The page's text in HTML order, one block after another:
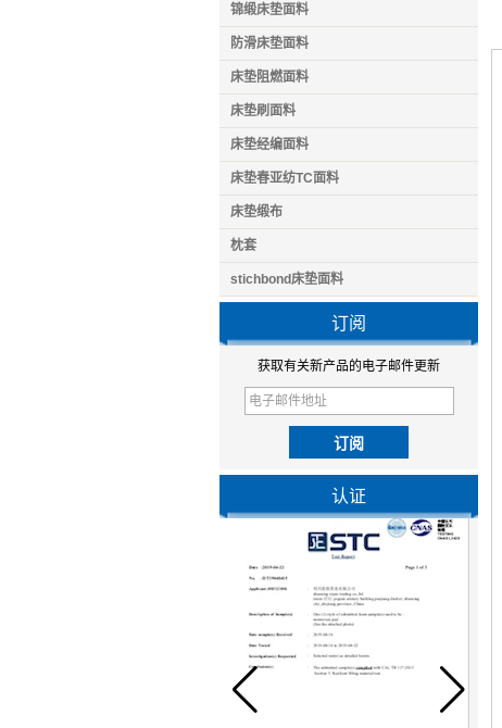
锦缎床垫面料
防滑床垫面料
床垫阻燃面料
床垫刷面料
床垫经编面料
床垫春亚纺TC面料
床垫缎布
枕套
stichbond床垫面料
订阅
获取有关新产品的电子邮件更新
认证